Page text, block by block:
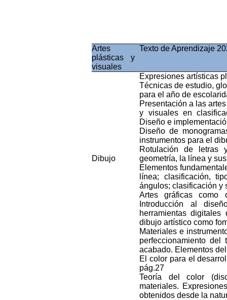
Artes
plásticas y
visuales
Texto deAprendizaje
Dibujo
Expresiones artísticas
Técnicas deestudio,
para elaño de
Presentación a las artes
y visualesen
Diseño e
Diseño de
instrumentos para el
Rotulación de letras
geometría, la línea ysus
Elementos
línea; clasificación,
ángulos;clasificación y
Artes
gráficas como
Introducción al
herramientas digitales
dibujo artístico como
Materiales e
perfeccionamiento del
acabado. Elementos
El color para el
pág.27
Teoría del color
materiales. Expresiones
obtenidos desde la